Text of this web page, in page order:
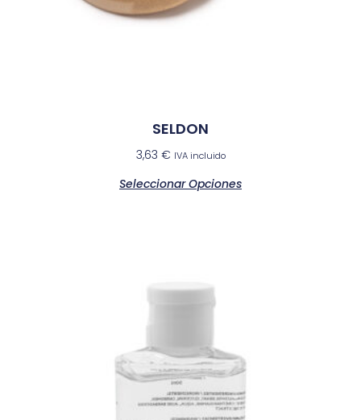
SELDON
3,63 € IVA incluido
Seleccionar Opciones